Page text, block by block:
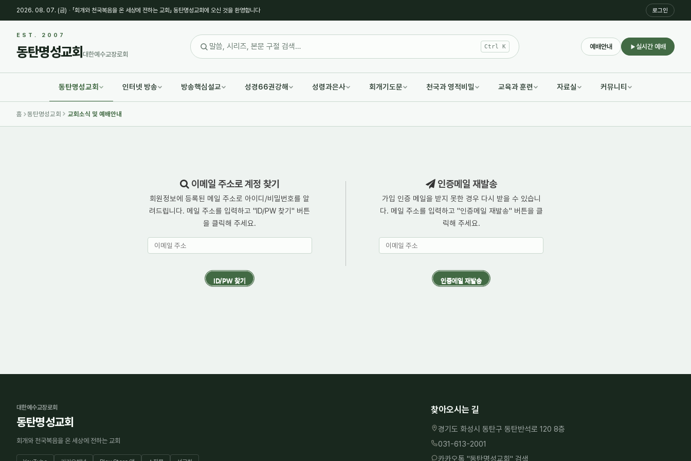
2026. 08. 07. (금) · 「회개와 천국복음을 온 세상에 전하는 교회」 동탄명성교회에 오신 것을 환영합니다 로그인
EST. 2007
동탄명성교회 대한예수교장로회
Ctrl K 예배안내 실시간 예배
동탄명성교회 인터넷 방송 방송핵심설교 성경66권강해 성령과은사 회개기도문 천국과 영적비밀 교육과 훈련 자료실 커뮤니티
홈 동탄명성교회 교회소식 및 예배안내
이메일 주소로 계정 찾기
회원정보에 등록된 메일 주소로 아이디/비밀번호를 알
려드립니다. 메일 주소를 입력하고 "ID/PW 찾기" 버튼
을 클릭해 주세요.
인증메일 재발송
가입 인증 메일을 받지 못한 경우 다시 받을 수 있습니
다. 메일 주소를 입력하고 "인증메일 재발송" 버튼을 클
릭해 주세요.
대한예수교장로회
동탄명성교회
회개와 천국복음을 온 세상에 전하는 교회
찾아오시는 길
경기도 화성시 동탄구 동탄반석로 120 8층
031-613-2001
카카오톡 "동탄명성교회" 검색